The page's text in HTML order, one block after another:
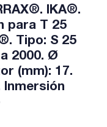
IKA®.
para T 25
Tipo: S 25
2000. Ø
(mm): 17.
Inmersión